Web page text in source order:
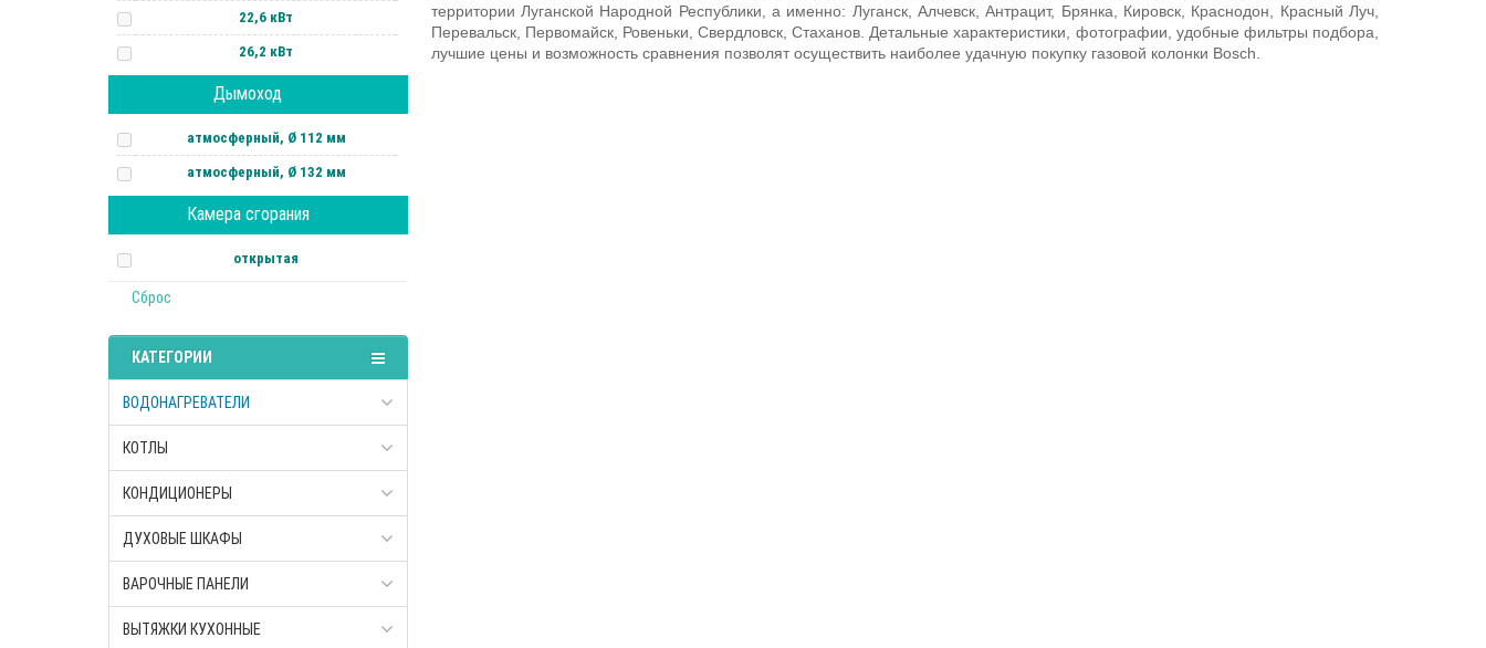
22,6 кВт
26,2 кВт
Дымоход
атмосферный, Ø 112 мм
атмосферный, Ø 132 мм
Камера сгорания
открытая
Сброс
КАТЕГОРИИ
ВОДОНАГРЕВАТЕЛИ
КОТЛЫ
КОНДИЦИОНЕРЫ
ДУХОВЫЕ ШКАФЫ
ВАРОЧНЫЕ ПАНЕЛИ
ВЫТЯЖКИ КУХОННЫЕ
территории Луганской Народной Республики, а именно: Луганск, Алчевск, Антрацит, Брянка, Кировск, Краснодон, Красный Луч,
Перевальск, Первомайск, Ровеньки, Свердловск, Стаханов. Детальные характеристики, фотографии, удобные фильтры подбора,
лучшие цены и возможность сравнения позволят осуществить наиболее удачную покупку газовой колонки Bosch.